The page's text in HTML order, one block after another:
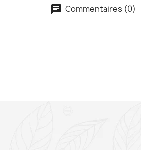
Commentaires (0)